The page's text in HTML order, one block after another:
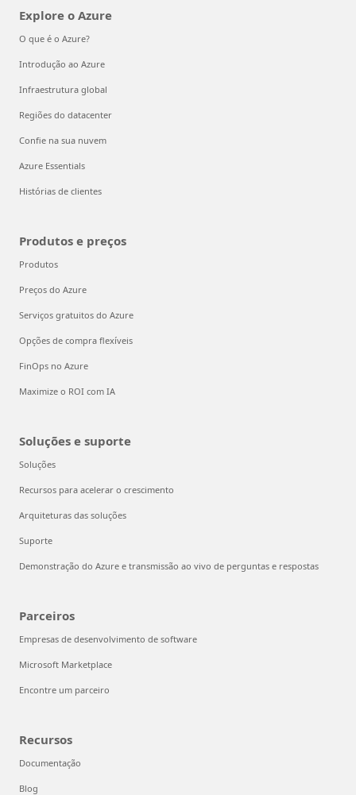
Explore o Azure
O que é o Azure?
Introdução ao Azure
Infraestrutura global
Regiões do datacenter
Confie na sua nuvem
Azure Essentials
Histórias de clientes
Produtos e preços
Produtos
Preços do Azure
Serviços gratuitos do Azure
Opções de compra flexíveis
FinOps no Azure
Maximize o ROI com IA
Soluções e suporte
Soluções
Recursos para acelerar o crescimento
Arquiteturas das soluções
Suporte
Demonstração do Azure e transmissão ao vivo de perguntas e respostas
Parceiros
Empresas de desenvolvimento de software
Microsoft Marketplace
Encontre um parceiro
Recursos
Documentação
Blog